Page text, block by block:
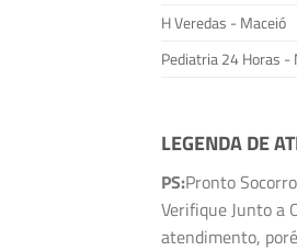
H Veredas - Maceió
Pediatria 24 Horas -
LEGENDA DE
PS:Pronto
Verifique Junto a
atendimento,